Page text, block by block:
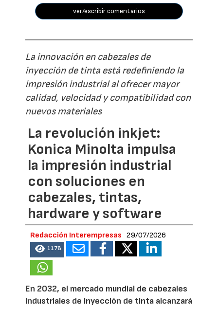
ver/escribir comentarios
La innovación en cabezales de
inyección de tinta está redefiniendo la
impresión industrial al ofrecer mayor
calidad, velocidad y compatibilidad con
nuevos materiales
La revolución inkjet:
Konica Minolta impulsa
la impresión industrial
con soluciones en
cabezales, tintas,
hardware y software
Redacción Interempresas 29/07/2026
1178
En 2032, el mercado mundial de cabezales
industriales de inyección de tinta alcanzará